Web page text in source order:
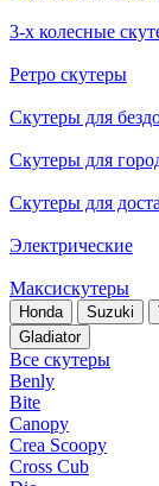
3-х колесные
Ретро скутеры
Скутеры для
Скутеры для
Скутеры для
Электрические
Максискутеры
Honda Suzuki
Gladiator
Все скутеры
Benly
Bite
Canopy
Crea Scoopy
Cross Cub